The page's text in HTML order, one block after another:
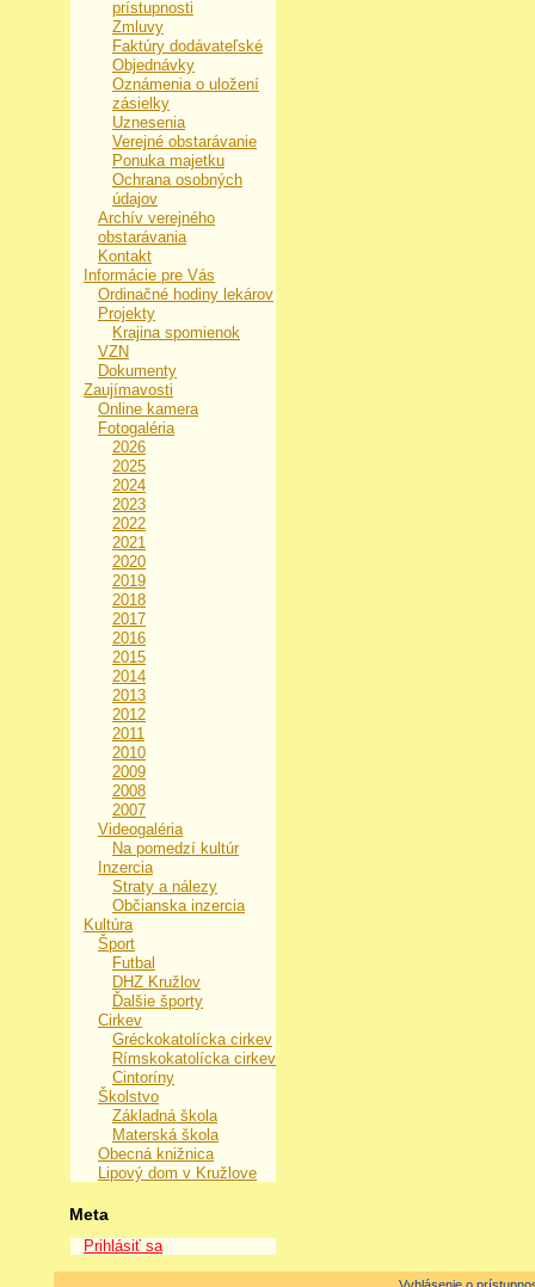
prístupnosti
Zmluvy
Faktúry dodávateľské
Objednávky
Oznámenia o uložení
zásielky
Uznesenia
Verejné obstarávanie
Ponuka majetku
Ochrana osobných
údajov
Archív verejného
obstarávania
Kontakt
Informácie pre Vás
Ordinačné hodiny lekárov
Projekty
Krajina spomienok
VZN
Dokumenty
Zaujímavosti
Online kamera
Fotogaléria
2026
2025
2024
2023
2022
2021
2020
2019
2018
2017
2016
2015
2014
2013
2012
2011
2010
2009
2008
2007
Videogaléria
Na pomedzí kultúr
Inzercia
Straty a nálezy
Občianska inzercia
Kultúra
Šport
Futbal
DHZ Kružlov
Ďalšie športy
Cirkev
Gréckokatolícka cirkev
Rímskokatolícka cirkev
Cintoríny
Školstvo
Základná škola
Materská škola
Obecná knižnica
Lipový dom v Kružlove
Meta
Prihlásiť sa